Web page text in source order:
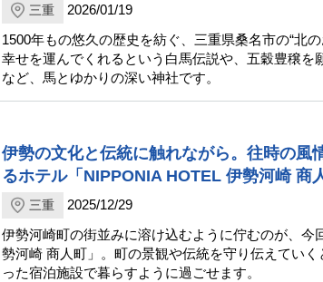
三重
2026/01/19
1500年もの悠久の歴史を紡ぐ、三重県桑名市の“北
幸せを運んでくれるという白馬伝説や、五穀豊穣を
など、馬とゆかりの深い神社です。
伊勢の文化と伝統に触れながら。往時の風
るホテル「NIPPONIA HOTEL 伊勢河崎 商
三重
2025/12/29
伊勢河崎町の街並みに溶け込むように佇むのが、今
勢河崎 商人町」。町の景観や伝統を守り伝えてい
った宿泊施設で暮らすように過ごせます。